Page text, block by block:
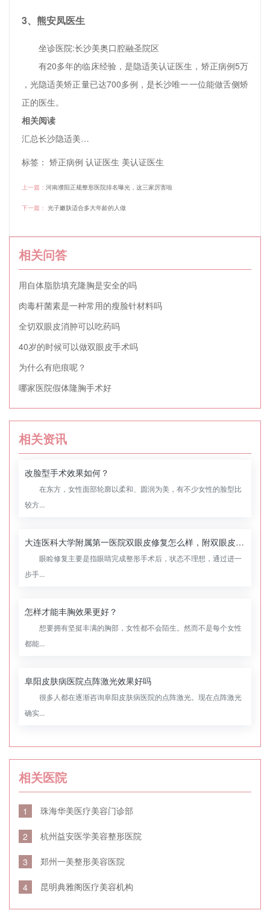
3、熊安凤医生
坐诊医院:长沙美奥口腔融圣院区
有20多年的临床经验，是隐适美认证医生，矫正病例5万
，光隐适美矫正量已达700多例，是长沙唯一一位能做舌侧矫
正的医生。
相关阅读
汇总长沙隐适美认证医生排名，快来看一看
标签： 矫正病例 认证医生 美认证医生
上一篇： 河南濮阳正规整形医院排名曝光，这三家厉害啦
下一篇： 光子嫩肤适合多大年龄的人做
相关问答
用自体脂肪填充隆胸是安全的吗
肉毒杆菌素是一种常用的瘦脸针材料吗
全切双眼皮消肿可以吃药吗
40岁的时候可以做双眼皮手术吗
为什么有疤痕呢？
哪家医院假体隆胸手术好
相关资讯
改脸型手术效果如何？
在东方，女性面部轮廓以柔和、圆润为美，有不少女性的脸型比
较方...
大连医科大学附属第一医院双眼皮修复怎么样，附双眼皮修复案例
眼睑修复主要是指眼睛完成整形手术后，状态不理想，通过进一
步手...
怎样才能丰胸效果更好？
想要拥有坚挺丰满的胸部，女性都不会陌生。然而不是每个女性
都能...
阜阳皮肤病医院点阵激光效果好吗
很多人都在逐渐咨询阜阳皮肤病医院的点阵激光。现在点阵激光
确实...
相关医院
1 珠海华美医疗美容门诊部
2 杭州益安医学美容整形医院
3 郑州一美整形美容医院
4 昆明典雅阁医疗美容机构